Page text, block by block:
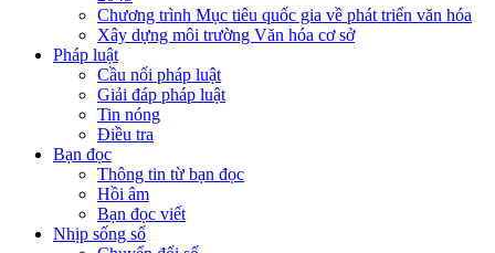
Chương trình Mục tiêu quốc gia về phát triển văn hóa
Xây dựng môi trường Văn hóa cơ sở
Pháp luật
Cầu nối pháp luật
Giải đáp pháp luật
Tin nóng
Điều tra
Bạn đọc
Thông tin từ bạn đọc
Hồi âm
Bạn đọc viết
Nhịp sống số